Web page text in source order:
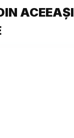
ACEEAȘI